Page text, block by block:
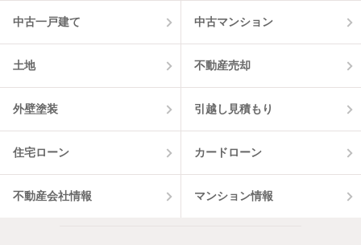
中古一戸建て 中古マンション
土地 不動産売却
外壁塗装 引越し見積もり
住宅ローン カードローン
不動産会社情報 マンション情報